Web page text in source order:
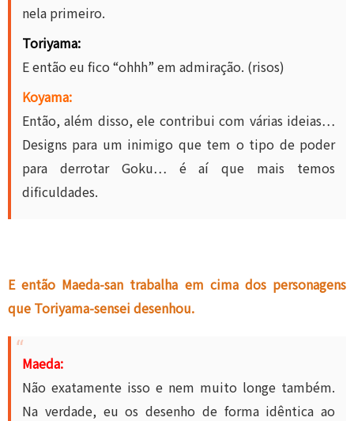
nela primeiro.
Toriyama:
E então eu fico “ohhh” em admiração. (risos)
Koyama:
Então, além disso, ele contribui com várias ideias…
Designs para um inimigo que tem o tipo de poder
para derrotar Goku… é aí que mais temos
dificuldades.
E então Maeda-san trabalha em cima dos personagens
que Toriyama-sensei desenhou.
Maeda:
Não exatamente isso e nem muito longe também.
Na verdade, eu os desenho de forma idêntica ao